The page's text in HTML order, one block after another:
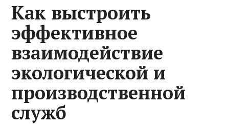
Как выстроить
эффективное
взаимодействие
экологической и
производственной
служб